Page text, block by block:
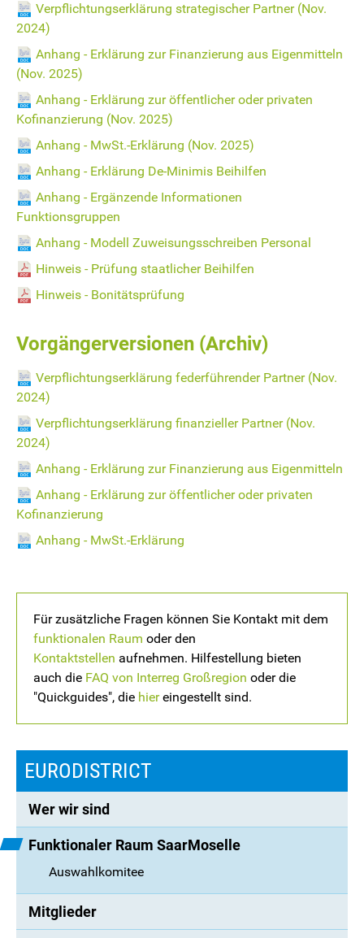
Verpflichtungserklärung strategischer Partner (Nov.
2024)
Anhang - Erklärung zur Finanzierung aus Eigenmitteln
(Nov. 2025)
Anhang - Erklärung zur öffentlicher oder privaten
Kofinanzierung (Nov. 2025)
Anhang - MwSt.-Erklärung (Nov. 2025)
Anhang - Erklärung De-Minimis Beihilfen
Anhang - Ergänzende Informationen
Funktionsgruppen
Anhang - Modell Zuweisungsschreiben Personal
Hinweis - Prüfung staatlicher Beihilfen
Hinweis - Bonitätsprüfung
Vorgängerversionen (Archiv)
Verpflichtungserklärung federführender Partner (Nov.
2024)
Verpflichtungserklärung finanzieller Partner (Nov.
2024)
Anhang - Erklärung zur Finanzierung aus Eigenmitteln
Anhang - Erklärung zur öffentlicher oder privaten
Kofinanzierung
Anhang - MwSt.-Erklärung
Für zusätzliche Fragen können Sie Kontakt mit dem
funktionalen Raum oder den
Kontaktstellen aufnehmen. Hilfestellung bieten
auch die FAQ von Interreg Großregion oder die
"Quickguides", die hiereingestellt sind.
EURODISTRICT
Wer wir sind
Funktionaler Raum SaarMoselle
Auswahlkomitee
Mitglieder